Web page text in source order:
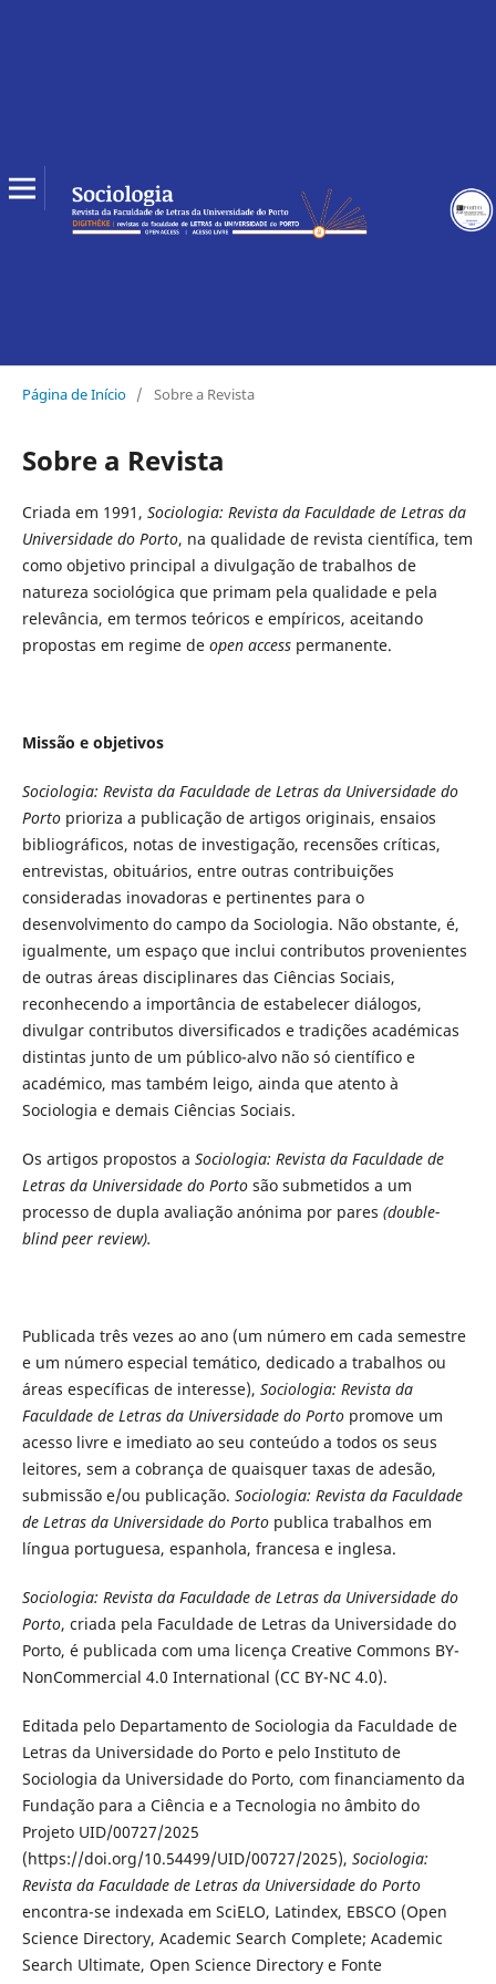
Página de Início / Sobre a Revista
Sobre a Revista
Criada em 1991, Sociologia: Revista da Faculdade de Letras da
Universidade do Porto, na qualidade de revista científica, tem
como objetivo principal a divulgação de trabalhos de
natureza sociológica que primam pela qualidade e pela
relevância, em termos teóricos e empíricos, aceitando
propostas em regime de open accesspermanente.
Missão e objetivos
Sociologia: Revista da Faculdade de Letras da Universidade do
Portoprioriza a publicação de artigos originais, ensaios
bibliográficos, notas de investigação, recensões críticas,
entrevistas, obituários, entre outras contribuições
consideradas inovadoras e pertinentes para o
desenvolvimento do campo da Sociologia. Não obstante, é,
igualmente, um espaço que inclui contributos provenientes
de outras áreas disciplinares das Ciências Sociais,
reconhecendo a importância de estabelecer diálogos,
divulgar contributos diversificados e tradições académicas
distintas junto de um público-alvo não só científico e
académico, mas também leigo, ainda que atento à
Sociologia e demais Ciências Sociais.
Os artigos propostos a Sociologia: Revista da Faculdade de
Letras da Universidade do Portosão submetidos a um
processo de dupla avaliação anónima por pares (double-
blind peer review).
Publicada três vezes ao ano (um número em cada semestre
e um número especial temático, dedicado a trabalhos ou
áreas específicas de interesse), Sociologia: Revista da
Faculdade de Letras da Universidade do Porto promove um
acesso livre e imediato ao seu conteúdo a todos os seus
leitores, sem a cobrança de quaisquer taxas de adesão,
submissão e/ou publicação. Sociologia: Revista da Faculdade
de Letras da Universidade do Portopublica trabalhos em
língua portuguesa, espanhola, francesa e inglesa.
Sociologia: Revista da Faculdade de Letras da Universidade do
Porto, criada pela Faculdade de Letras da Universidade do
Porto, é publicada com uma licença Creative Commons BY-
NonCommercial 4.0 International (CC BY-NC 4.0).
Editada pelo Departamento de Sociologia da Faculdade de
Letras da Universidade do Porto e pelo Instituto de
Sociologia da Universidade do Porto, com financiamento da
Fundação para a Ciência e a Tecnologia no âmbito do
Projeto UID/00727/2025
(https://doi.org/10.54499/UID/00727/2025), Sociologia:
Revista da Faculdade de Letras da Universidade do Porto
encontra-se indexada em SciELO, Latindex, EBSCO (Open
Science Directory, Academic Search Complete; Academic
Search Ultimate, Open Science Directory e Fonte